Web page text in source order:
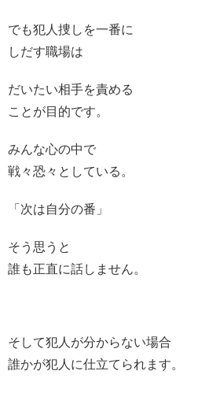
でも犯人捜しを一番に
しだす職場は
だいたい相手を責める
ことが目的です。
みんな心の中で
戦々恐々としている。
「次は自分の番」
そう思うと
誰も正直に話しません。
そして犯人が分からない場合
誰かが犯人に仕立てられます。